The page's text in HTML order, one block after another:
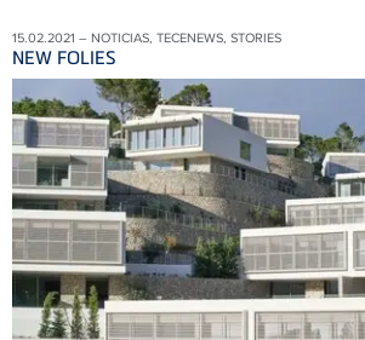
15.02.2021 – NOTICIAS, TECENEWS, STORIES
NEW FOLIES